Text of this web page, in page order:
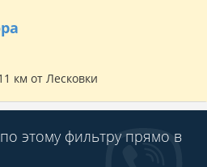
км от Лесковки
этому фильтру прямо в